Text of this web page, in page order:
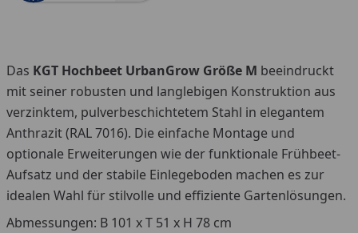
Das KGT Hochbeet UrbanGrow Größe M beeindruckt
mit seiner robusten und langlebigen Konstruktion aus
verzinktem, pulverbeschichtetem Stahl in elegantem
Anthrazit (RAL 7016). Die einfache Montage und
optionale Erweiterungen wie der funktionale Frühbeet-
Aufsatz und der stabile Einlegeboden machen es zur
idealen Wahl für stilvolle und effiziente Gartenlösungen.
Abmessungen: B 101 x T 51 x H 78 cm